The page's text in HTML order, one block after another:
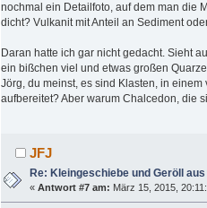
nochmal ein Detailfoto, auf dem man die
dicht? Vulkanit mit Anteil an Sediment
Daran hatte ich gar nicht gedacht. Sieht
ein bißchen viel und etwas großen
Jörg, du meinst, es sind Klasten, in
aufbereitet? Aber warum Chalcedon, die
JFJ
Re: Kleingeschiebe und Geröll
«Antwort #7 am: März 15, 2015,